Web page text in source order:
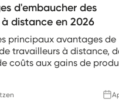
d'embaucher des
distance en 2026
principaux avantages de
travailleurs à distance,
coûts aux gains de